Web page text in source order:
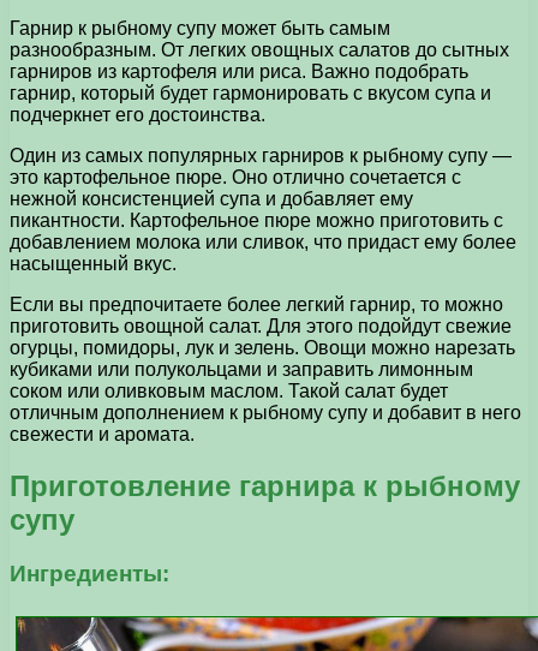
Гарнир к рыбному супу может быть самым
разнообразным. От легких овощных салатов до сытных
гарниров из картофеля или риса. Важно подобрать
гарнир, который будет гармонировать с вкусом супа и
подчеркнет его достоинства.
Один из самых популярных гарниров к рыбному супу —
это картофельное пюре. Оно отлично сочетается с
нежной консистенцией супа и добавляет ему
пикантности. Картофельное пюре можно приготовить с
добавлением молока или сливок, что придаст ему более
насыщенный вкус.
Если вы предпочитаете более легкий гарнир, то можно
приготовить овощной салат. Для этого подойдут свежие
огурцы, помидоры, лук и зелень. Овощи можно нарезать
кубиками или полукольцами и заправить лимонным
соком или оливковым маслом. Такой салат будет
отличным дополнением к рыбному супу и добавит в него
свежести и аромата.
Приготовление гарнира к рыбному
супу
Ингредиенты: